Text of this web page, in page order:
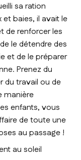
sa ration
baies, il avait le
de renforcer les
le détendre des
et de le préparer
Prenez du
du travail ou de
manière
enfants, vous
de toute une
au passage !
au soleil